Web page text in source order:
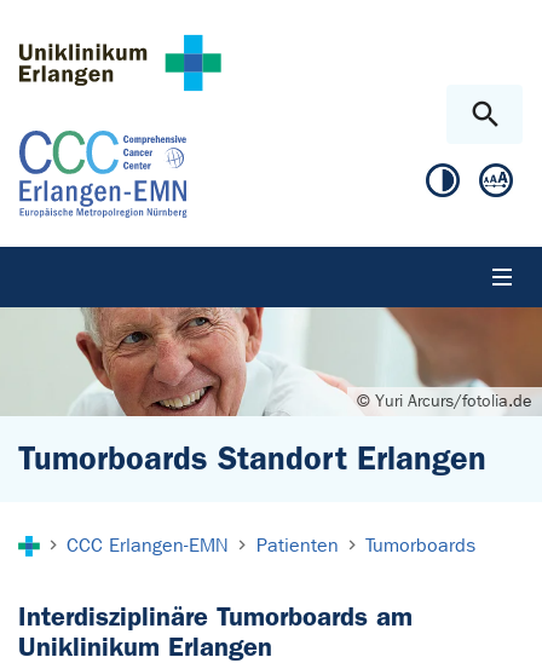
© Yuri Arcurs/fotolia.de
Tumorboards Standort Erlangen
CCC Erlangen-EMN Patienten Tumorboards
Interdisziplinäre Tumorboards am
Uniklinikum Erlangen